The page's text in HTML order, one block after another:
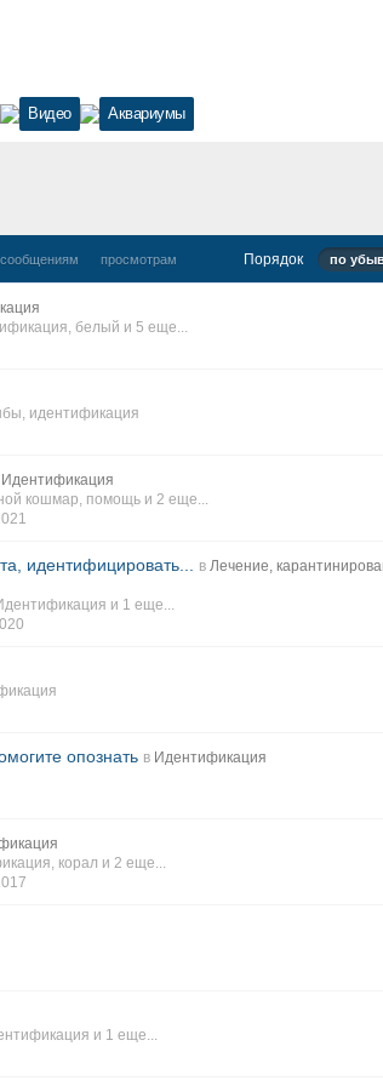
Видео Аквариумы
сообщениям просмотрам Порядок по
, белый и 5 еще...
, идентификация
Идентификация
кошмар, помощь и 2 еще...
идентифицировать... в Лечение,
и 1 еще...
опознать в Идентификация
, корал и 2 еще...
и 1 еще...